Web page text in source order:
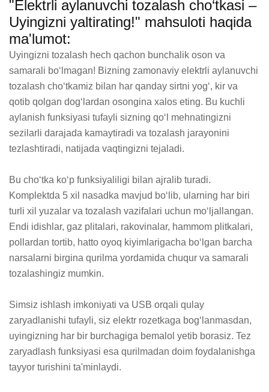
"Elektrli aylanuvchi tozalash cho‘tkasi –
Uyingizni yaltirating!" mahsuloti haqida
ma'lumot:
Uyingizni tozalash hech qachon bunchalik oson va
samarali bo‘lmagan! Bizning zamonaviy elektrli aylanuvchi
tozalash cho‘tkamiz bilan har qanday sirtni yog‘, kir va
qotib qolgan dog‘lardan osongina xalos eting. Bu kuchli
aylanish funksiyasi tufayli sizning qo‘l mehnatingizni
sezilarli darajada kamaytiradi va tozalash jarayonini
tezlashtiradi, natijada vaqtingizni tejaladi.
Bu cho‘tka ko‘p funksiyaliligi bilan ajralib turadi.
Komplektda 5 xil nasadka mavjud bo‘lib, ularning har biri
turli xil yuzalar va tozalash vazifalari uchun mo‘ljallangan.
Endi idishlar, gaz plitalari, rakovinalar, hammom plitkalari,
pollardan tortib, hatto oyoq kiyimlarigacha bo‘lgan barcha
narsalarni birgina qurilma yordamida chuqur va samarali
tozalashingiz mumkin.
Simsiz ishlash imkoniyati va USB orqali qulay
zaryadlanishi tufayli, siz elektr rozetkaga bog‘lanmasdan,
uyingizning har bir burchagiga bemalol yetib borasiz. Tez
zaryadlash funksiyasi esa qurilmadan doim foydalanishga
tayyor turishini ta'minlaydi.